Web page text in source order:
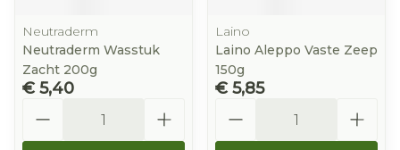
Neutraderm
Neutraderm Wasstuk
Zacht 200g
€ 5,40
Laino
Laino Aleppo Vaste Zeep
150g
€ 5,85